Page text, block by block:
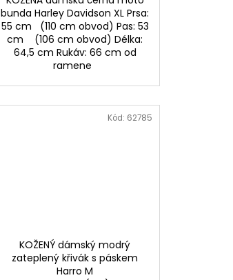
bunda Harley Davidson XL Prsa:
55 cm (110 cm obvod) Pas: 53
cm (106 cm obvod) Délka:
64,5 cm Rukáv: 66 cm od
ramene
KOŽENÝ dámský modrý
zateplený křivák s páskem
Harro M
Kód: 62785